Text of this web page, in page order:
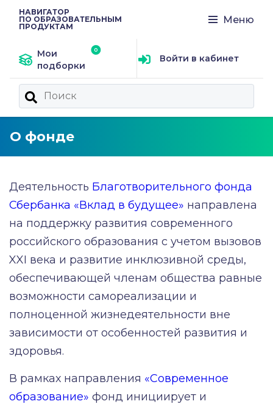
НАВИГАТОР
ПО ОБРАЗОВАТЕЛЬНЫМ
ПРОДУКТАМ
Меню
Мои
подборки
Войти в кабинет
О фонде
Деятельность Благотворительного фонда
Сбербанка «Вклад в будущее» направлена
на поддержку развития современного
российского образования с учетом вызовов
XXI века и развитие инклюзивной среды,
обеспечивающей членам общества равные
возможности самореализации и
полноценной жизнедеятельности вне
зависимости от особенностей развития и
здоровья.
В рамках направления «Современное
образование» фонд инициирует и